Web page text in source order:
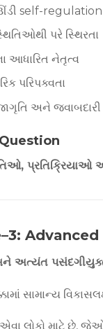
self-regulation
પરે સ્થિરતા
આધારિત નેતૃત્વ
પરિપક્વતા
અને
પ્રતિક્રિયાઓ
અત્યંત
સામાન્ય
લોકો માટે છે,